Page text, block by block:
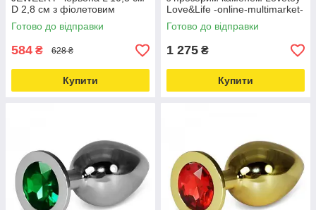
D 2,8 см з фіолетовим
кристалом - online
multimarket Love&Life
Готово до відправки
584 ₴ 628 ₴
Купити
Love&Life -online-multimarket-
Готово до відправки
1 275 ₴
Купити